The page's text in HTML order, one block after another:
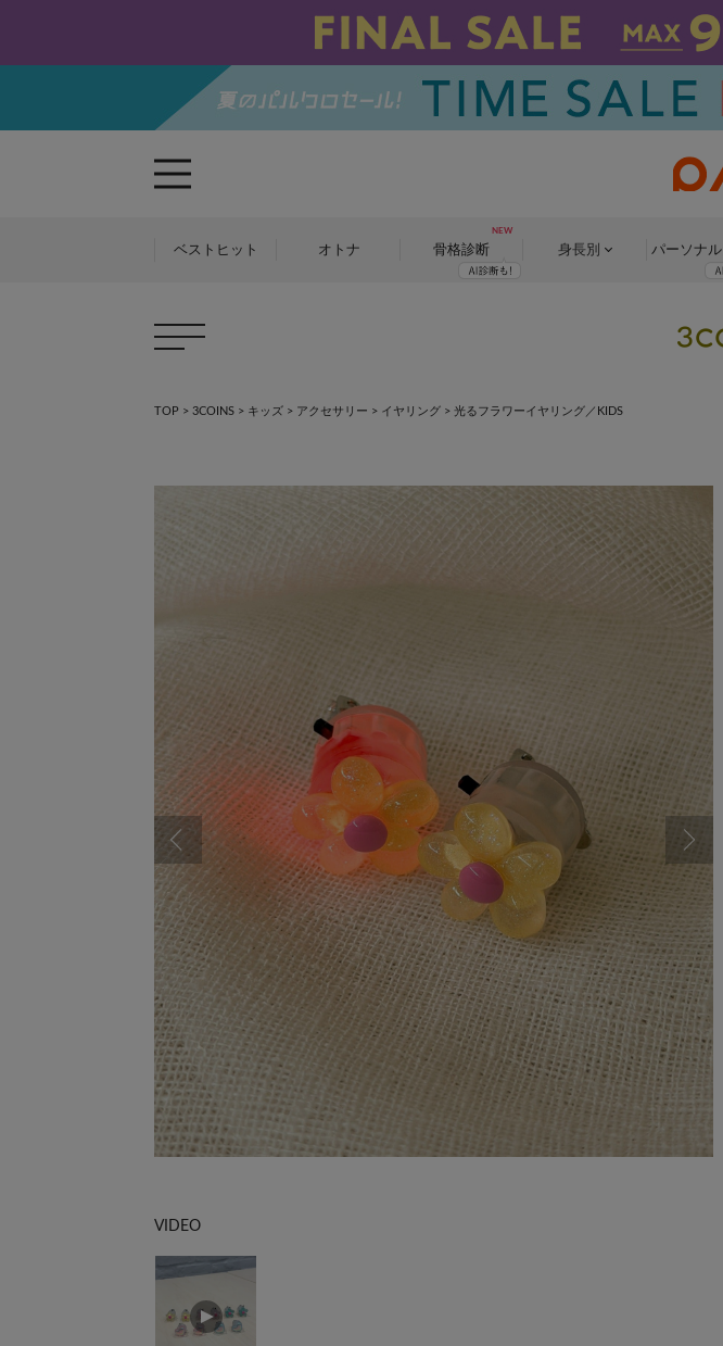
ベストヒット オトナ 骨格診断 身長別 パーソナル
TOP > 3COINS > キッズ > アクセサリー > イヤリング > 光るフラワーイヤリング／KIDS
VIDEO